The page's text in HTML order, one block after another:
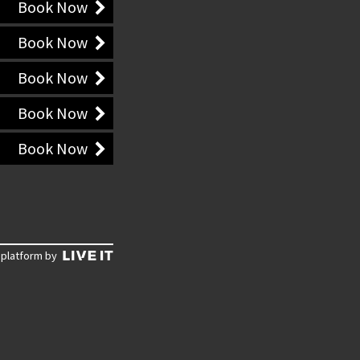
Book Now
Book Now
Book Now
Book Now
Book Now
by